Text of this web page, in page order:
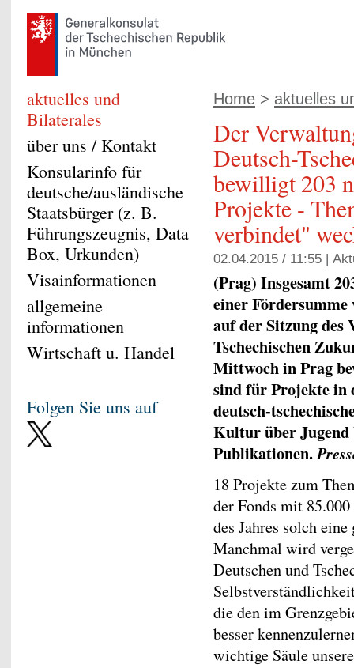
Home > aktuelles
Der
Deutsch-
bewilligt 203
Projekte -
verbindet"
02.04.2015 / 11:55 |
(Prag) Insgesamt
einer Fördersumme
auf der Sitzung des
Tschechischen
Mittwoch in Prag
sind für Projekte in
deutsch-
Kultur über Jugend
Publikationen.
18 Projekte zum
der Fonds mit
des Jahres solch
Manchmal wird
Deutschen und
die den im
besser
wichtige Säule
aktuelles und
Bilaterales
über uns / Kontakt
Konsularinfo für
deutsche/ausländische
Staatsbürger (z. B.
Führungszeugnis, Data
Box, Urkunden)
Visainformationen
allgemeine
informationen
Wirtschaft u. Handel
Folgen Sie uns auf